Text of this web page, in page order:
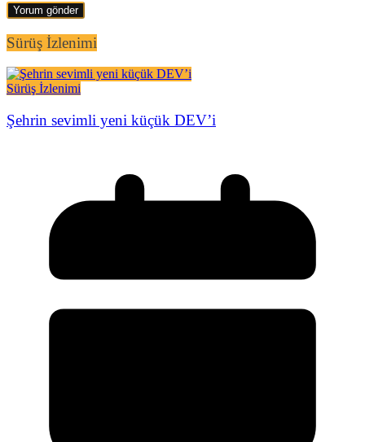
Sürüş İzlenimi
Sürüş İzlenimi
Şehrin sevimli yeni küçük DEV’i